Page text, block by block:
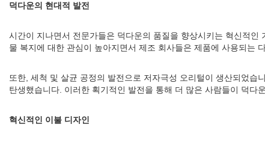
덕다운의 현대적 발전
시간이 지나면서 전문가들은 덕다운의 품질을 향상시키는 혁신적
물 복지에 대한 관심이 높아지면서 제조 회사들은 제품에 사용되는
또한, 세척 및 살균 공정의 발전으로 저자극성 오리털이 생산되었
탄생했습니다. 이러한 획기적인 발전을 통해 더 많은 사람들이 덕다
혁신적인 이불 디자인